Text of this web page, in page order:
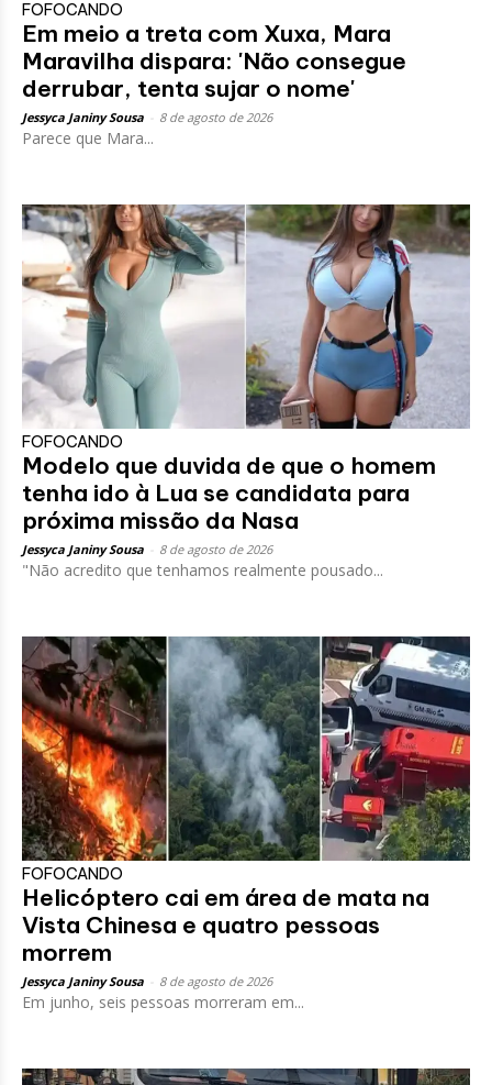
FOFOCANDO
Em meio a treta com Xuxa, Mara
Maravilha dispara: 'Não consegue
derrubar, tenta sujar o nome'
Jessyca Janiny Sousa 8 de agosto de 2026
Parece que Mara...
FOFOCANDO
Modelo que duvida de que o homem
tenha ido à Lua se candidata para
próxima missão da Nasa
Jessyca Janiny Sousa 8 de agosto de 2026
"Não acredito que tenhamos realmente pousado...
FOFOCANDO
Helicóptero cai em área de mata na
Vista Chinesa e quatro pessoas
morrem
Jessyca Janiny Sousa 8 de agosto de 2026
Em junho, seis pessoas morreram em...